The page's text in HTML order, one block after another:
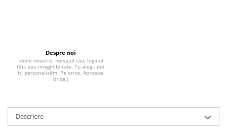
Despre noi
Ideile noastre, mesajul tău, logo-ul
tău, sau imaginile tale. Tu alegi, noi
îți personalizăm. Pe orice. Aproape
orice:)
Descriere